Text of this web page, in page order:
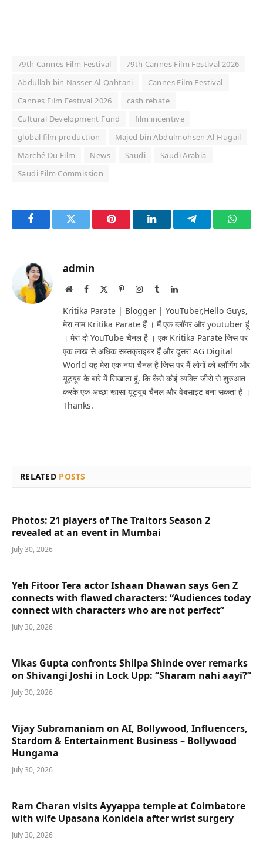
79th Cannes Film Festival
79th Cannes Film Festival 2026
Abdullah bin Nasser Al-Qahtani
Cannes Film Festival
Cannes Film Festival 2026
cash rebate
Cultural Development Fund
film incentive
global film production
Majed bin Abdulmohsen Al-Hugail
Marché Du Film
News Saudi
Saudi Arabia
Saudi Film Commission
FacebookTwitter Pinterest LinkedInTelegram
admin
WebsiteFacebook PinterestInstagram
TumblrLinkedIn
Kritika Parate | Blogger | YouTuber,Hello Guys,
मेरा नाम Kritika Parate हैं । मैं एक ब्लॉगर और youtuber हूं
। मेरा दो YouTube चैनल है । एक Kritika Parate जिस पर
एक लाख से अधिक सब्सक्राइबर हैं और दूसरा AG Digital
World यह मेरा एक नया चैनल है जिस पर मैं लोगों को ब्लॉगिंग और
यूट्यूब के बारे में सिखाता हूं, कि कैसे कोई व्यक्ति जीरो से शुरुआत
करके एक अच्छा खासा यूट्यूब चैनल और वेबसाइट बना सकता है ।
Thanks.
RELATED POSTS
Photos: 21 players of The Traitors Season 2
revealed at an event in Mumbai
July 30, 2026
Yeh Fitoor Tera actor Ishaan Dhawan says Gen Z
connects with flawed characters: “Audiences today
connect with characters who are not perfect”
July 30, 2026
Vikas Gupta confronts Shilpa Shinde over remarks
on Shivangi Joshi in Lock Upp: “Sharam nahi aayi?”
July 30, 2026
Vijay Subramaniam on AI, Bollywood, Influencers,
Stardom & Entertainment Business – Bollywood
Hungama
July 30, 2026
Ram Charan visits Ayyappa temple at Coimbatore
with wife Upasana Konidela after wrist surgery
July 30, 2026